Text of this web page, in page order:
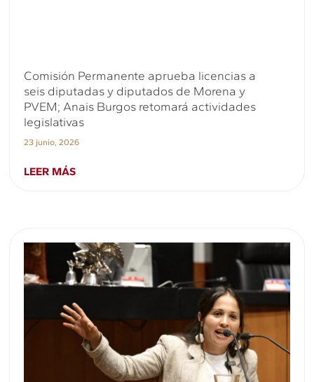
Comisión Permanente aprueba licencias a
seis diputadas y diputados de Morena y
PVEM; Anais Burgos retomará actividades
legislativas
23 junio, 2026
LEER MÁS